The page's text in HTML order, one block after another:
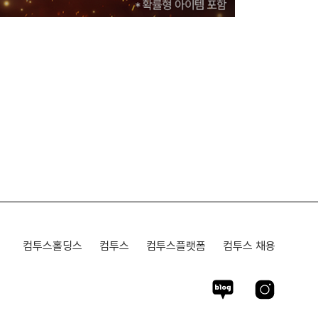
컴투스홀딩스 컴투스 컴투스플랫폼 컴투스 채용